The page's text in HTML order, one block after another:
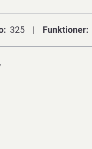
325 Funktioner